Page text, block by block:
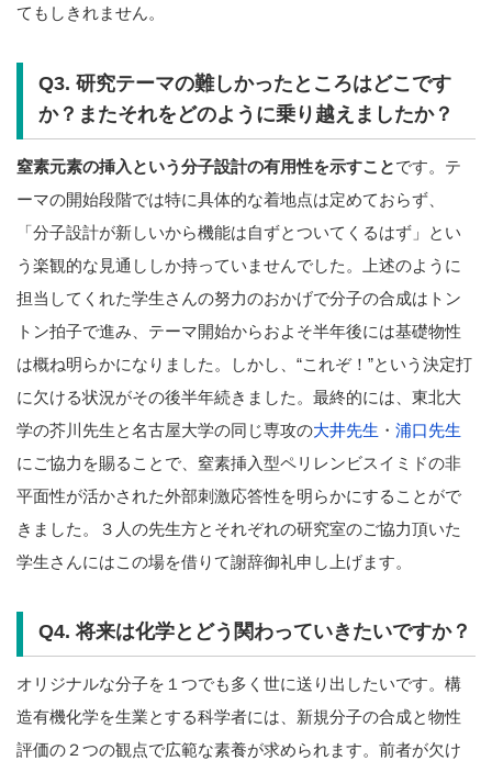
てもしきれません。
Q3. 研究テーマの難しかったところはどこです
か？またそれをどのように乗り越えましたか？
窒素元素の挿入という分子設計の有用性を示すことです。テ
ーマの開始段階では特に具体的な着地点は定めておらず、
「分子設計が新しいから機能は自ずとついてくるはず」とい
う楽観的な見通ししか持っていませんでした。上述のように
担当してくれた学生さんの努力のおかげで分子の合成はトン
トン拍子で進み、テーマ開始からおよそ半年後には基礎物性
は概ね明らかになりました。しかし、“これぞ！”という決定打
に欠ける状況がその後半年続きました。最終的には、東北大
学の芥川先生と名古屋大学の同じ専攻の大井先生 ・ 浦口先生
にご協力を賜ることで、窒素挿入型ペリレンビスイミドの非
平面性が活かされた外部刺激応答性を明らかにすることがで
きました。３人の先生方とそれぞれの研究室のご協力頂いた
学生さんにはこの場を借りて謝辞御礼申し上げます。
Q4. 将来は化学とどう関わっていきたいですか？
オリジナルな分子を１つでも多く世に送り出したいです。構
造有機化学を生業とする科学者には、新規分子の合成と物性
評価の２つの観点で広範な素養が求められます。前者が欠け